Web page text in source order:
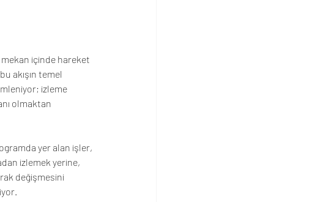
içinde hareket
akışın temel
izleme
olmaktan
yer alan işler,
izlemek yerine,
değişmesini